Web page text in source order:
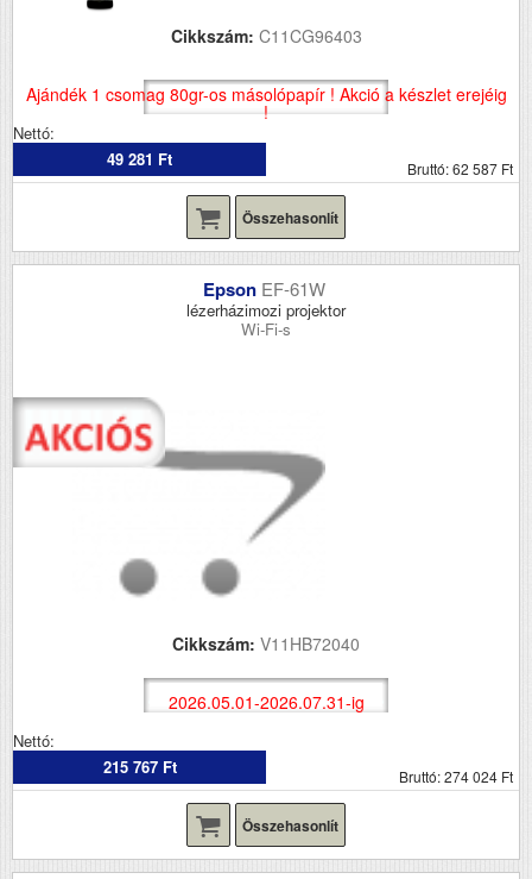
Cikkszám: C11CG96403
Ajándék 1 csomag 80gr-os másolópapír ! Akció a készlet erejéig
!
Nettó:
49 281 Ft
Bruttó: 62 587 Ft
Összehasonlít
Epson EF-61W
lézerházimozi projektor
Wi-Fi-s
Cikkszám: V11HB72040
2026.05.01-2026.07.31-ig
Nettó:
215 767 Ft
Bruttó: 274 024 Ft
Összehasonlít